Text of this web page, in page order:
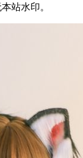
站水印。